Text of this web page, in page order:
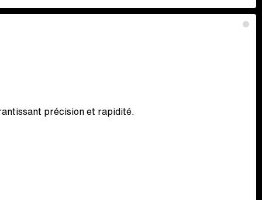
précision et rapidité.